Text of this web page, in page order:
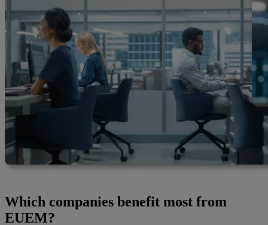
Which companies benefit most from
EUEM?